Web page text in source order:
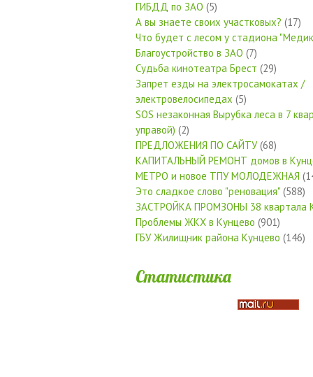
ГИБДД по ЗАО (5)
А вы знаете своих участковых? (17)
Что будет с лесом у стадиона
Благоустройство в ЗАО (7)
Судьба кинотеатра Брест (29)
Запрет езды на электросамокатах /
электровелосипедах (5)
SOS незаконная Вырубка леса в 7
управой) (2)
ПРЕДЛОЖЕНИЯ ПО САЙТУ(68)
КАПИТАЛЬНЫЙ РЕМОНТ домов в
МЕТРО и новое ТПУ МОЛОДЕЖНАЯ
Это сладкое слово "реновация" (588)
ЗАСТРОЙКА ПРОМЗОНЫ 38 квартала
Проблемы ЖКХ в Кунцево (901)
ГБУ Жилищник района Кунцево (146)
Статистика